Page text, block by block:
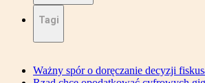
Tagi
Ważny spór o doręczanie decyzji